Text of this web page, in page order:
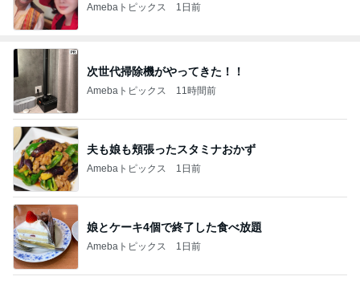
Amebaトピックス 1日前
次世代掃除機がやってきた！！
Amebaトピックス 11時間前
夫も娘も頬張ったスタミナおかず
Amebaトピックス 1日前
娘とケーキ4個で終了した食べ放題
Amebaトピックス 1日前